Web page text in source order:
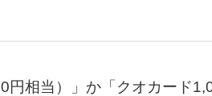
相当）」か「クオカード